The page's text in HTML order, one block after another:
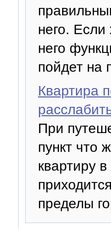
него.
него
пойдет на
Квартира
При
пункт что
квартиру
пределы